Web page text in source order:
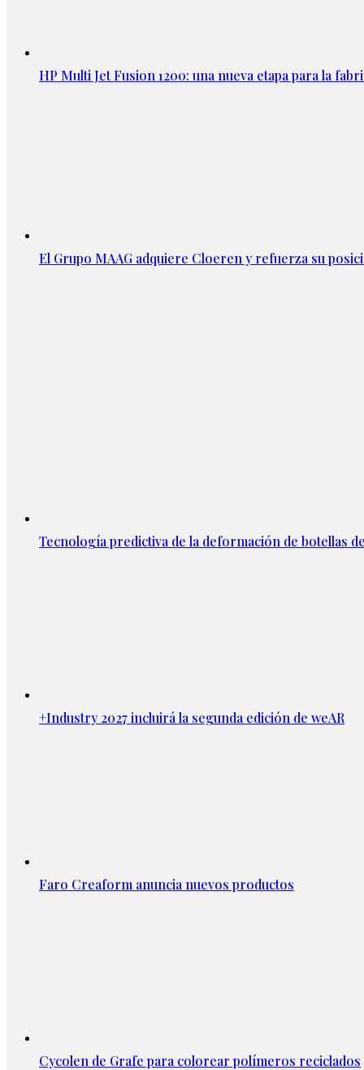
HP Multi Jet Fusion 1200: una nueva etapa para la
El Grupo MAAG adquiere Cloeren y refuerza su
Tecnología predictiva de la deformación de botellas
+Industry 2027 incluirá la segunda edición de weAR
Faro Creaform anuncia nuevos productos
Cycolen de Grafe para colorear polímeros reciclados